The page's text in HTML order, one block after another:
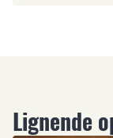
Lignende